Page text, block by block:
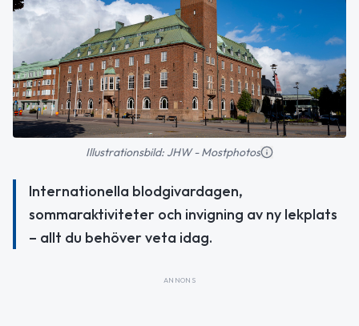
Illustrationsbild: JHW - Mostphotos
Internationella blodgivardagen,
sommaraktiviteter och invigning av ny lekplats
– allt du behöver veta idag.
ANNONS